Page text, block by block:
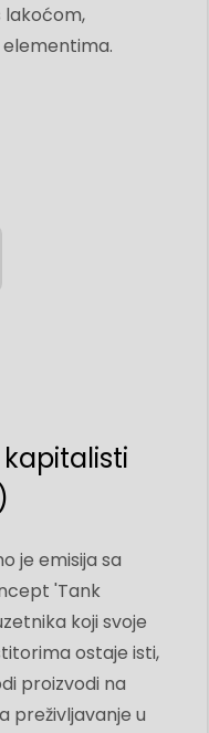
lakoćom,
je emisija sa
'Tank
koji svoje
ostaje isti,
proizvodi na
preživljavanje u